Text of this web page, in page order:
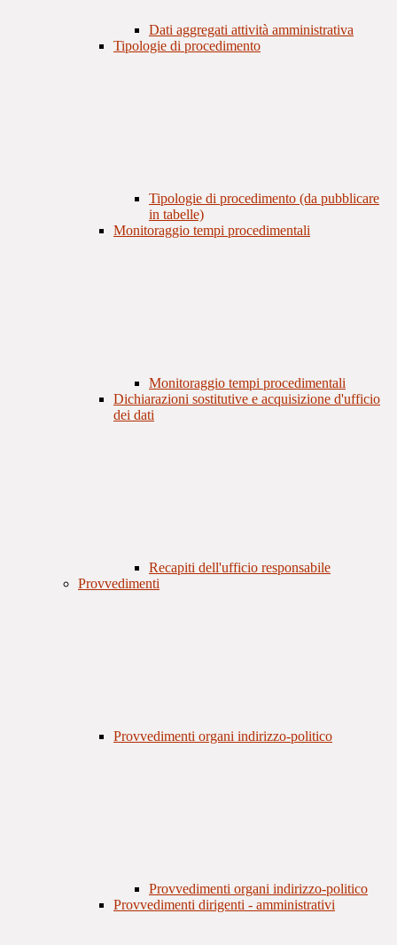
Dati aggregati attività amministrativa
Tipologie di procedimento
Tipologie di procedimento (da pubblicare
in tabelle)
Monitoraggio tempi procedimentali
Monitoraggio tempi procedimentali
Dichiarazioni sostitutive e acquisizione d'ufficio
dei dati
Recapiti dell'ufficio responsabile
Provvedimenti
Provvedimenti organi indirizzo-politico
Provvedimenti organi indirizzo-politico
Provvedimenti dirigenti - amministrativi